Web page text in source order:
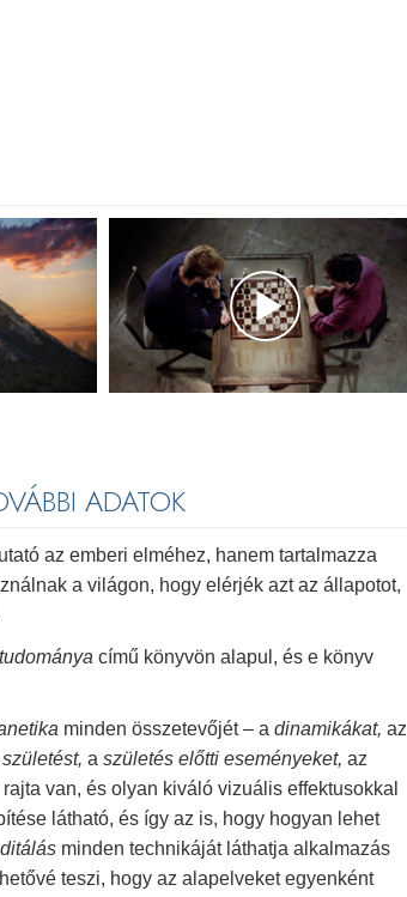
ADATOK
az emberi elméhez, hanem tartalmazza
a világon, hogy elérjék azt az állapotot,
című könyvön alapul, és e könyv
minden összetevőjét – a dinamikákat, az
születést, a születés előtti eseményeket, az
van, és olyan kiváló vizuális effektusokkal
látható, és így az is, hogy hogyan lehet
minden technikáját láthatja alkalmazás
teszi, hogy az alapelveket egyenként